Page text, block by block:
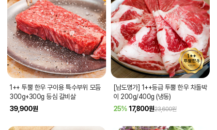
1++ 투뿔 한우 구이용 특수부위 모듬
300g+300g 등심 갈비살
39,900원
[남도명가] 1++등급 투뿔 한우 차돌박
이 200g/400g (냉동)
25% 17,800원23,600원